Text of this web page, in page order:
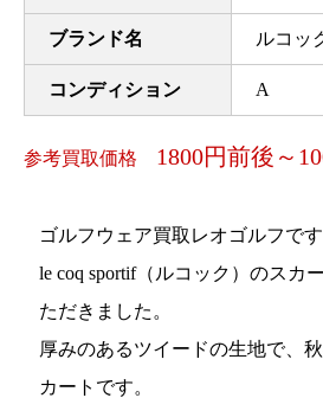
ブランド名 ルコッ
コンディション A
参考買取価格 1800円前後～
ゴルフウェア買取レオゴルフです
le coq sportif（ルコック）のスカ
ただきました。
厚みのあるツイードの生地で、
カートです。